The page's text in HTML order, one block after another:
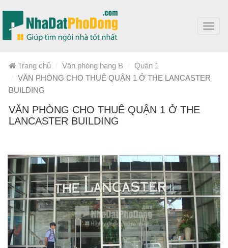
Trang chủ Văn phòng hạng B
Quận 1
VĂN PHÒNG CHO THUÊ QUẬN 1 Ở THE LANCASTER
BUILDING
VĂN PHÒNG CHO THUÊ QUẬN 1 Ở THE
LANCASTER BUILDING